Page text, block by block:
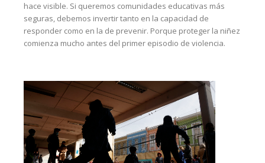
hace visible. Si queremos comunidades educativas más
seguras, debemos invertir tanto en la capacidad de
responder como en la de prevenir. Porque proteger la niñez
comienza mucho antes del primer episodio de violencia.